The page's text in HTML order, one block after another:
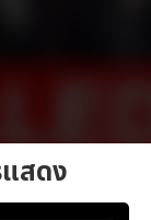
สดง